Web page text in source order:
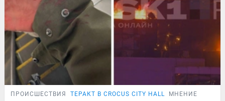
ПРОИСШЕСТВИЯ ТЕРАКТ В CROCUS CITY HALL МНЕНИЕ